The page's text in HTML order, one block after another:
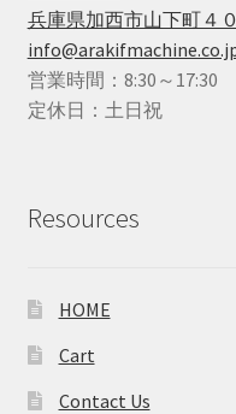
兵庫県加西市山下町４
営業時間：8:30～17:30
定休日：土日祝
Resources
HOME
Cart
Contact Us